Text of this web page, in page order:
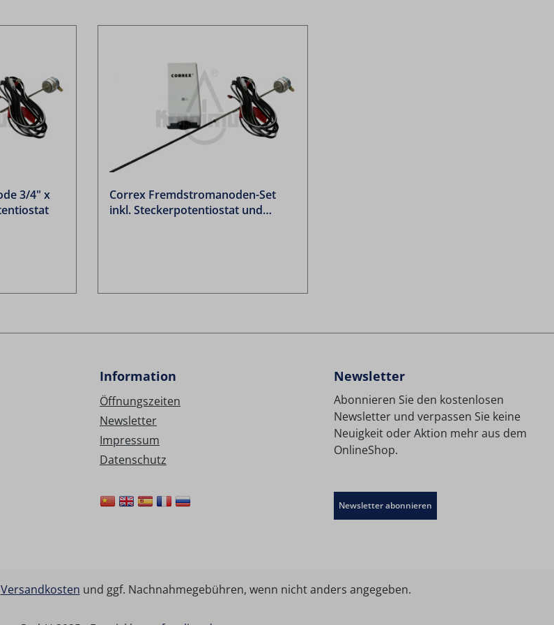
3/4" x
Correx Fremdstromanoden-Set
inkl. Steckerpotentiostat und
Information
Öffnungszeiten
Newsletter
Impressum
Datenschutz
Newsletter
Abonnieren Sie den kostenlosen
Newsletter und verpassen Sie keine
Neuigkeit oder Aktion mehr aus dem
OnlineShop.
Newsletter abonnieren
Versandkosten und ggf. Nachnahmegebühren, wenn nicht anders angegeben.